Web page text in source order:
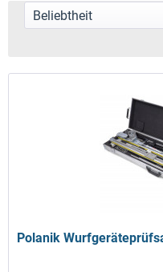
Polanik